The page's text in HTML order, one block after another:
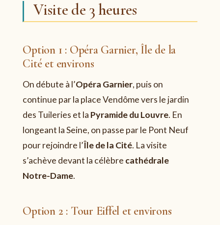
Visite de 3 heures
Option 1 : Opéra Garnier, Île de la
Cité et environs
On débute à l’Opéra Garnier, puis on
continue par la place Vendôme vers le jardin
des Tuileries et la Pyramide du Louvre. En
longeant la Seine, on passe par le Pont Neuf
pour rejoindre l’Île de la Cité. La visite
s’achève devant la célèbre cathédrale
Notre-Dame.
Option 2 : Tour Eiffel et environs